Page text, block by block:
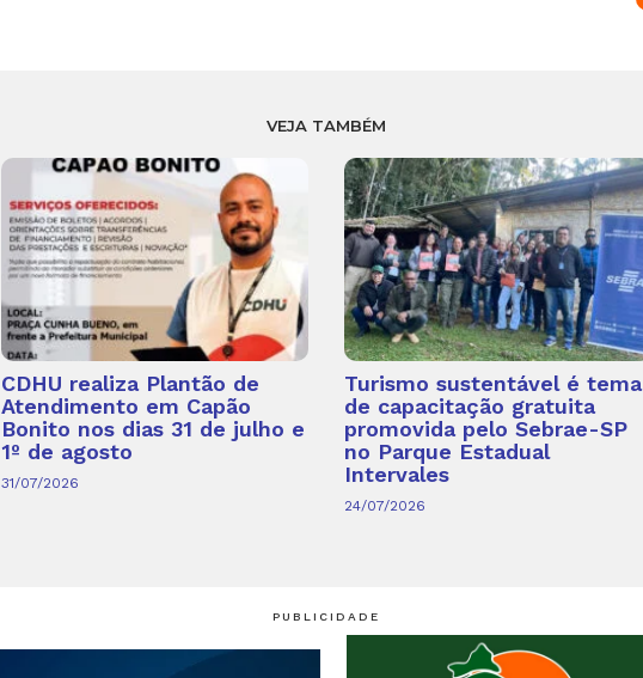
VEJA TAMBÉM
CDHU realiza Plantão de
Atendimento em Capão
Bonito nos dias 31 de julho e
1º de agosto
31/07/2026
Turismo sustentável é tema
de capacitação gratuita
promovida pelo Sebrae-SP
no Parque Estadual
Intervales
24/07/2026
PUBLICIDADE